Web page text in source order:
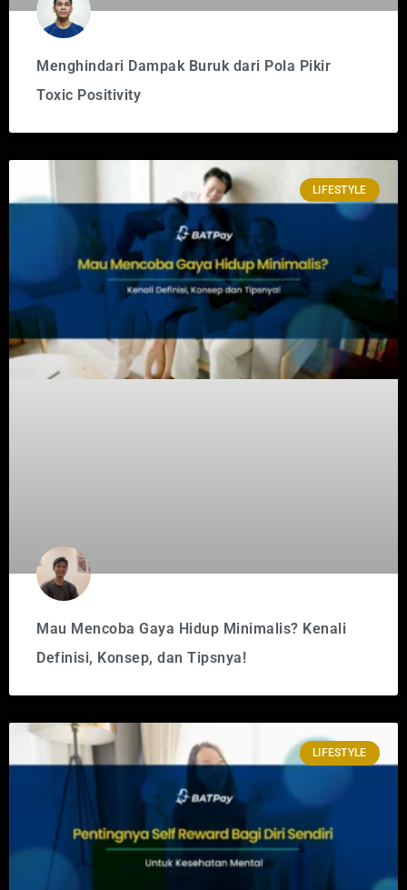
Menghindari Dampak Buruk dari Pola Pikir
Toxic Positivity
LIFESTYLE
Mau Mencoba Gaya Hidup Minimalis? Kenali
Definisi, Konsep, dan Tipsnya!
LIFESTYLE